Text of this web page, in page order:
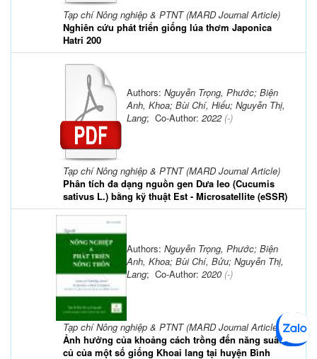
Tạp chí Nông nghiệp & PTNT (MARD Journal Article)
Nghiên cứu phát triển giống lúa thơm Japonica
Hatri 200
Tạp chí Nông nghiệp & PTNT (MARD Journal Article)
Phân tích đa dạng nguồn gen Dưa leo (Cucumis
sativus L.) bằng kỹ thuật Est - Microsatellite (eSSR)
Authors: Nguyễn Trọng, Phước; Biện
Anh, Khoa; Bùi Chí, Hiếu; Nguyễn Thị,
Lang; Co-Author: 2022(-)
Tạp chí Nông nghiệp & PTNT (MARD Journal Article)
Ảnh hưởng của khoảng cách trồng đến năng suất
củ của một số giống Khoai lang tại huyện Bình
Authors: Nguyễn Trọng, Phước; Biện
Anh, Khoa; Bùi Chí, Bửu; Nguyễn Thị,
Lang; Co-Author: 2020 (-)